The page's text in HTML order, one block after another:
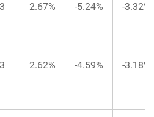
2.67% -5.24% -3.32%
2.62% -4.59% -3.18%